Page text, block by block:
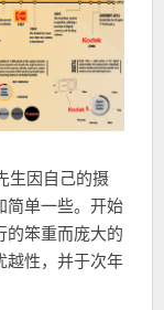
生因自己的摄
简单一些。开始
的笨重而庞大的
越性，并于次年